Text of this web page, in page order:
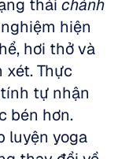
thái chánh
hiện
hơi thở và
xét. Thực
tự nhận
bén hơn.
luyện yoga